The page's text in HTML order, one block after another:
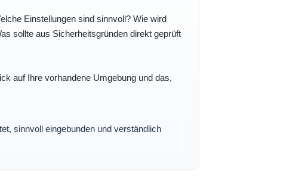
Einstellungen sind sinnvoll? Wie wird
sollte aus Sicherheitsgründen direkt geprüft
auf Ihre vorhandene Umgebung und das,
sinnvoll eingebunden und verständlich